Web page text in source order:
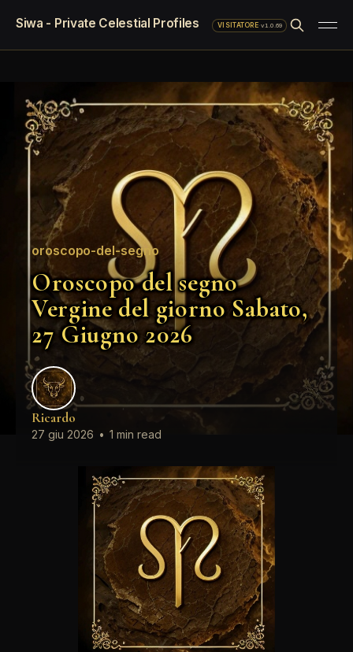
Siwa - Private Celestial Profiles VISITATORE·v1.0.69
oroscopo-del-segno
Oroscopo del segno
Vergine del giorno Sabato,
27 Giugno 2026
Ricardo
27 giu 2026 • 1 min read